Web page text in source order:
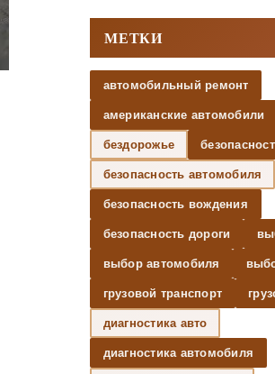
МЕТКИ
автомобильный ремонт
американские автомобили
бездорожье
безопасность автомобиля
безопасность вождения
безопасность дороги
выбор автомобиля
грузовой транспорт
диагностика авто
диагностика автомобиля